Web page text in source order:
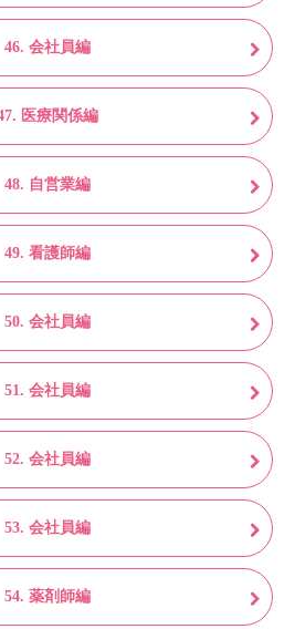
46. 会社員編
医療関係編
48. 自営業編
49. 看護師編
50. 会社員編
51. 会社員編
52. 会社員編
53. 会社員編
54. 薬剤師編